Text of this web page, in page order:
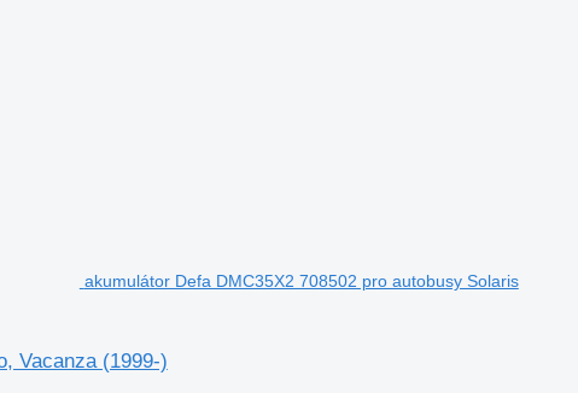
akumulátor Defa DMC35X2 708502 pro autobusy Solaris
Vacanza (1999-)